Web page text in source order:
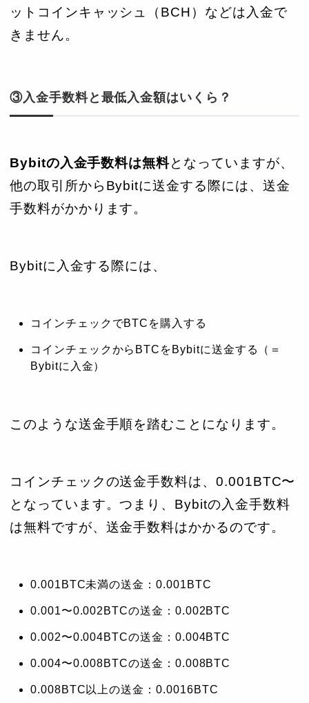
ットコインキャッシュ（BCH）などは入金で
きません。
③入金手数料と最低入金額はいくら？
Bybitの入金手数料は無料となっていますが、
他の取引所からBybitに送金する際には、送金
手数料がかかります。
Bybitに入金する際には、
コインチェックでBTCを購入する
コインチェックからBTCをBybitに送金する（＝
Bybitに入金）
このような送金手順を踏むことになります。
コインチェックの送金手数料は、0.001BTC〜
となっています。つまり、Bybitの入金手数料
は無料ですが、送金手数料はかかるのです。
0.001BTC未満の送金：0.001BTC
0.001〜0.002BTCの送金：0.002BTC
0.002〜0.004BTCの送金：0.004BTC
0.004〜0.008BTCの送金：0.008BTC
0.008BTC以上の送金：0.0016BTC